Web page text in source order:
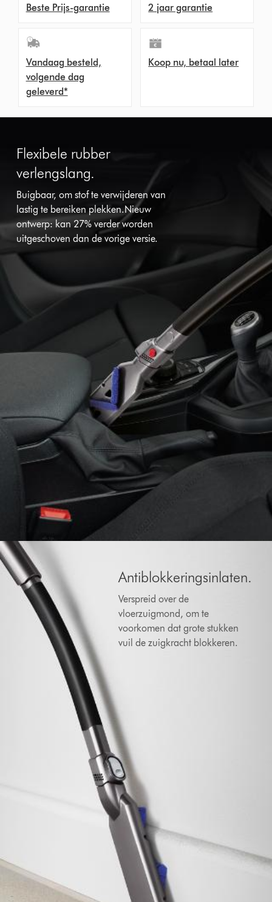
Beste Prijs-garantie 2 jaar garantie
Vandaag besteld,
volgende dag
geleverd*
Koop nu, betaal later
Flexibele rubber
verlengslang.
Buigbaar, om stof te verwijderen van
lastig te bereiken plekken.Nieuw
ontwerp: kan 27% verder worden
uitgeschoven dan de vorige versie.
Antiblokkeringsinlaten.
Verspreid over de
vloerzuigmond, om te
voorkomen dat grote stukken
vuil de zuigkracht blokkeren.